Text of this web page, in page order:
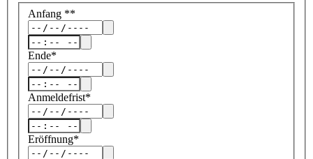
Anfang **
Ende*
Anmeldefrist*
Eröffnung*